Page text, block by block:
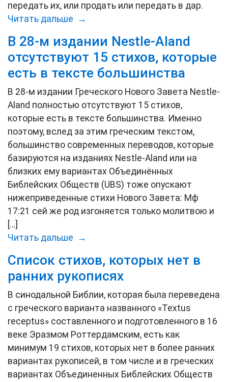
передать их, или продать или передать в дар.
Читать дальше →
В 28-м издании Nestle-Aland
отсутствуют 15 стихов, которые
есть в тексте большинства
В 28-м издании Греческого Нового Завета Nestle-
Aland полностью отсутствуют 15 стихов,
которые есть в тексте большинства. Именно
поэтому, вслед за этим греческим текстом,
большинство современных переводов, которые
базируются на изданиях Nestle-Aland или на
близких ему вариантах Объединённых
Библейских Обществ (UBS) тоже опускают
нижеприведенные стихи Нового Завета: Мф
17:21 сей же род изгоняется только молитвою и
[…]
Читать дальше →
Список стихов, которых нет в
ранних рукописях
В синодальной Библии, которая была переведена
с греческого варианта названного «Textus
receptus» составленного и подготовленного в 16
веке Эразмом Роттердамским, есть как
минимум 19 стихов, которых нет в более ранних
вариантах рукописей, в том числе и в греческих
вариантах Объединенных Библейских Обществ